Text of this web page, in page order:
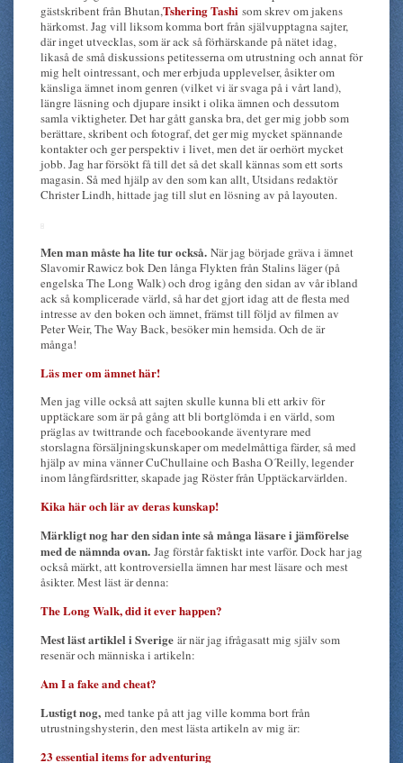
gästskribent från Bhutan,Tshering Tashi som skrev om jakens
härkomst. Jag vill liksom komma bort från självupptagna sajter,
där inget utvecklas, som är ack så förhärskande på nätet idag,
likaså de små diskussions petitesserna om utrustning och annat för
mig helt ointressant, och mer erbjuda upplevelser, åsikter om
känsliga ämnet inom genren (vilket vi är svaga på i vårt land),
längre läsning och djupare insikt i olika ämnen och dessutom
samla viktigheter. Det har gått ganska bra, det ger mig jobb som
berättare, skribent och fotograf, det ger mig mycket spännande
kontakter och ger perspektiv i livet, men det är oerhört mycket
jobb. Jag har försökt få till det så det skall kännas som ett sorts
magasin. Så med hjälp av den som kan allt, Utsidans redaktör
Christer Lindh, hittade jag till slut en lösning av på layouten.
Men man måste ha lite tur också. När jag började gräva i ämnet
Slavomir Rawicz bok Den långa Flykten från Stalins läger (på
engelska The Long Walk) och drog igång den sidan av vår ibland
ack så komplicerade värld, så har det gjort idag att de flesta med
intresse av den boken och ämnet, främst till följd av filmen av
Peter Weir, The Way Back, besöker min hemsida. Och de är
många!
Läs mer om ämnet här!
Men jag ville också att sajten skulle kunna bli ett arkiv för
upptäckare som är på gång att bli bortglömda i en värld, som
präglas av twittrande och facebookande äventyrare med
storslagna försäljningskunskaper om medelmåttiga färder, så med
hjälp av mina vänner CuChullaine och Basha O´Reilly, legender
inom långfärdsritter, skapade jag Röster från Upptäckarvärlden.
Kika här och lär av deras kunskap!
Märkligt nog har den sidan inte så många läsare i jämförelse
med de nämnda ovan. Jag förstår faktiskt inte varför. Dock har jag
också märkt, att kontroversiella ämnen har mest läsare och mest
åsikter. Mest läst är denna:
The Long Walk, did it ever happen?
Mest läst artiklel i Sverige är när jag ifrågasatt mig själv som
resenär och människa i artikeln:
Am I a fake and cheat?
Lustigt nog, med tanke på att jag ville komma bort från
utrustningshysterin, den mest lästa artikeln av mig är:
23 essential items for adventuring